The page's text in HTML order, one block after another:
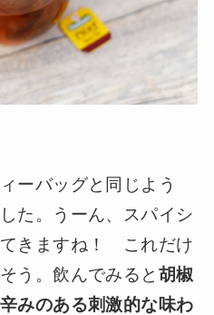
ーバッグと同じよう
た。うーん、スパイシ
きますね！ これだけ
う。飲んでみると 胡椒
みのある刺激的な味わ